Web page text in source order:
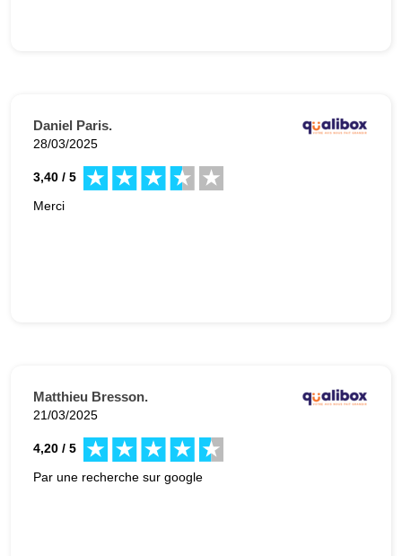
Daniel Paris.
28/03/2025
3,40 / 5
Merci
Matthieu Bresson.
21/03/2025
4,20 / 5
Par une recherche sur google